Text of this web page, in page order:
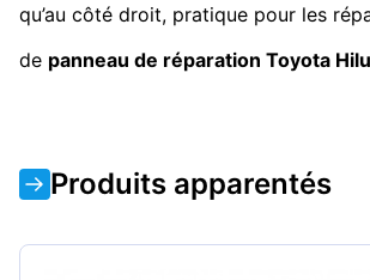
qu’au côté droit, pratique pour les
de panneau de réparation Toyota
Produits apparentés